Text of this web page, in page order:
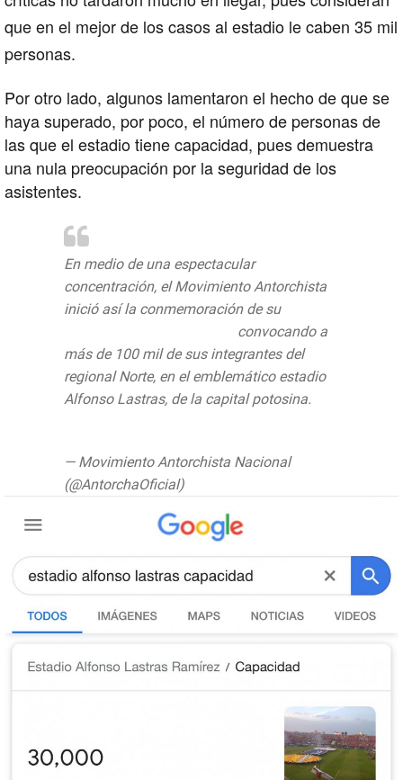
que en el mejor de los casos al estadio le caben 35 mil
personas.
Por otro lado, algunos lamentaron el hecho de que se
haya superado, por poco, el número de personas de
las que el estadio tiene capacidad, pues demuestra
una nula preocupación por la seguridad de los
asistentes.
En medio de una espectacular
concentración, el Movimiento Antorchista
inició así la conmemoración de su
convocando a
más de 100 mil de sus integrantes del
regional Norte, en el emblemático estadio
Alfonso Lastras, de la capital potosina.
— Movimiento Antorchista Nacional
(@AntorchaOficial)